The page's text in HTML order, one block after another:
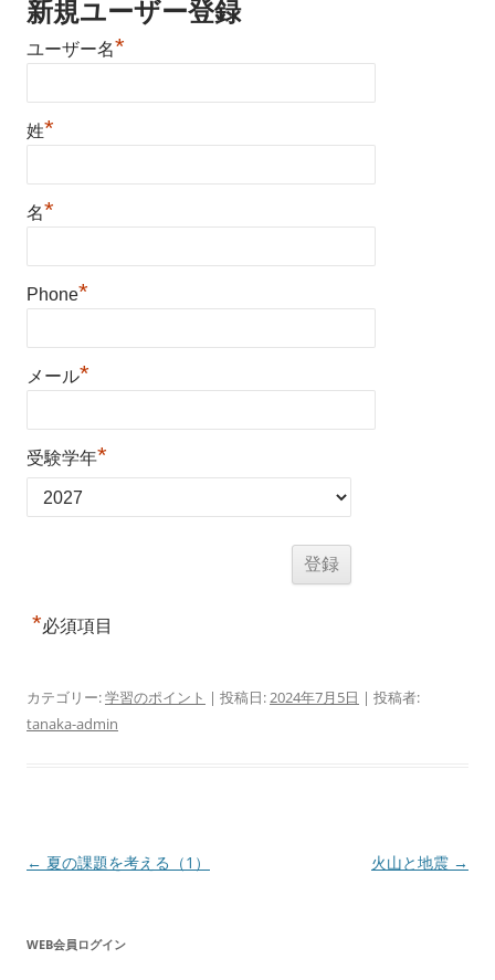
新規ユーザー登録
ユーザー名*
姓*
名*
Phone*
メール*
受験学年*
*必須項目
カテゴリー:学習のポイント | 投稿日:2024年7月5日 | 投稿者:
tanaka-admin
投
ビ
← 夏の課題を考える（1） 火山と地震 →
WEB会員ログイン